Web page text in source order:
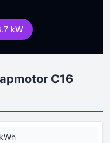
kW
C16